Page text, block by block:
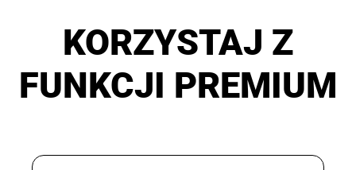
KORZYSTAJ Z
FUNKCJI PREMIUM